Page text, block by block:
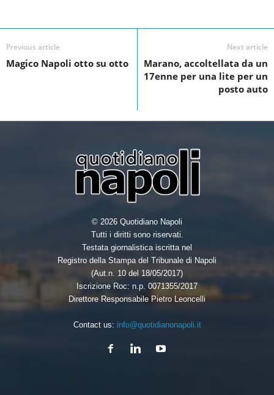
e
b
o
er e
n
e
Previous article
Magico Napoli otto su otto
Next article
Marano, accoltellata da un
17enne per una lite per un
posto auto
© 2026 Quotidiano Napoli
Tutti i diritti sono riservati.
Testata giornalistica iscritta nel
Registro della Stampa del Tribunale di Napoli
(Aut.n. 10 del 18/05/2017)
Iscrizione Roc: n.p. 0071355/2017
Direttore Responsabile Pietro Leoncelli
Contact us: info@quotidianonapoli.it